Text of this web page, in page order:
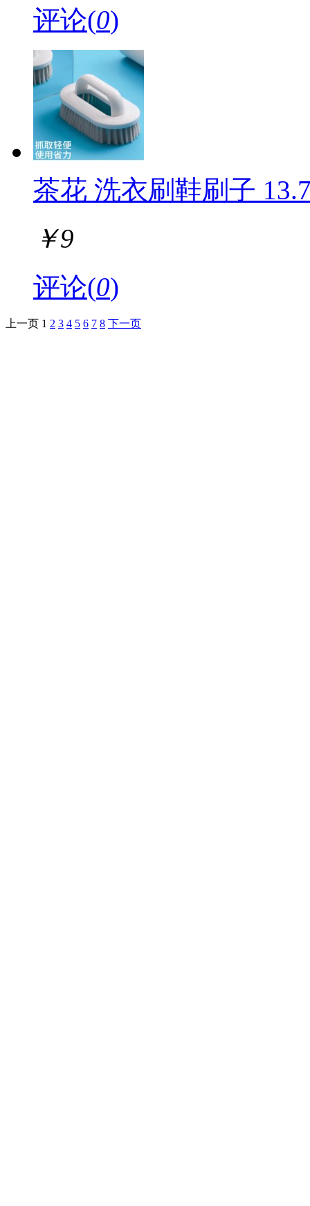
评论(0)
茶花 洗衣刷鞋刷子
￥9
评论(0)
上一页 1 2 3 4 5 6 7 8 下一页